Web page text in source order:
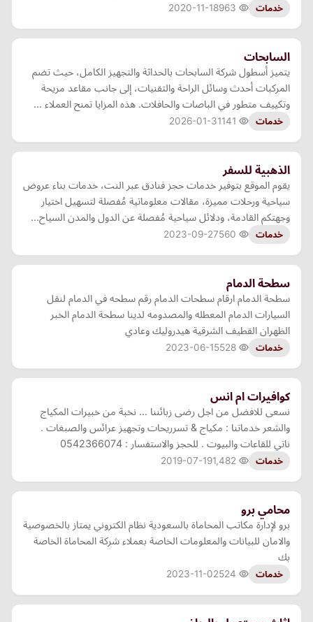
خدمات 2020-11-18
السابحات
يتميز أسطول شركة السابحات بالحداثة والتجهيز الكامل، حيث تضم
المركبات أحدث وسائل الراحة والتقنيات، إلى جانب مقاعد مريحة
وتكييف متطور في الباصات والحافلات. هذه المزايا تمنح العملاء …
خدمات 2026-01-31
الذهبية للسفر
يقوم الموقع بتوفير خدمات حجز فنادق عبر النت، خدمات بناء عروض
سياحية ورحلات مميزة، مقالات معلوماتية مُفصلة لتسهيل اختيار
وجهتكم القادمة، ودلائل سياحية مُفصلة عن الدول والمدن السياح…
خدمات 2023-09-27
سطحة الدمام
سطحة الدمام ارقام سطحات الدمام رقم سطحه في الدمام لنقل
السيارات الدمام المعطله والمصدومه لدينا سطحة الدمام الخبر
الظهران القطيف الشرقية هيدروليك وعادي
خدمات 2023-06-15
كوافيرات ام انس
نسعى للافضل من اجل رضى زبائننا ... نخبة من خبيرات المكياج
والشعر خدماتنا : مكياج & تسرريحات وتجهيز عرائس والصبغات .
ناتي للقاعات والبيوت . للحجز والاستفسار : 0542366074
خدمات 2019-07-19
محامي برو
برو لإدارة مكاتب المحاماة بالسعودية نظام الكتروني يمتاز بالخصوصية
والامان للبيانات والمعلومات الخاصة بعملاء شركة المحاماة الخاصة
بك
خدمات 2023-11-02